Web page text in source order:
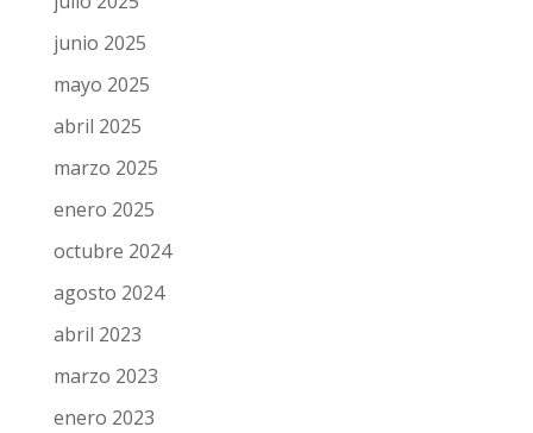
junio 2025
mayo 2025
abril 2025
marzo 2025
enero 2025
octubre 2024
agosto 2024
abril 2023
marzo 2023
enero 2023